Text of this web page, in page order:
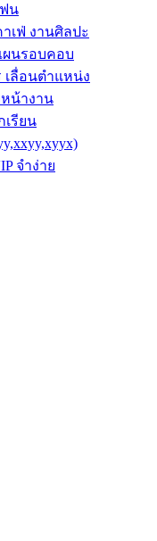
ฟน
เฟ่ งานศิลปะ
ผนรอบคอบ
เลื่อนตำแหน่ง
หน้างาน
เรียน
จำง่าย